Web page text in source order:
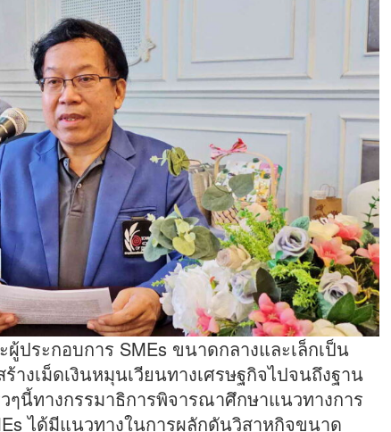
ประกอบการ SMEs ขนาดกลางและเล็กเป็น
งเม็ดเงินหมุนเวียนทางเศรษฐกิจไปจนถึงฐาน
ๆนี้ทางกรรมาธิการพิจารณาศึกษาแนวทางการ
ได้มีแนวทางในการผลักดันวิสาหกิจขนาด